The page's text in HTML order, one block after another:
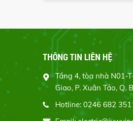
THÔNG TIN LIÊN HỆ
Tầng 4, tòa nhà N01-
Giao, P. Xuân Tảo, Q.
Hotline: 0246 682